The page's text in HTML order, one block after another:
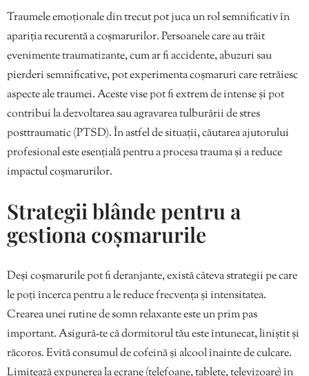
Traumele emoționale din trecut pot juca un rol semnificativ în
apariția recurentă a coșmarurilor. Persoanele care au trăit
evenimente traumatizante, cum ar fi accidente, abuzuri sau
pierderi semnificative, pot experimenta coșmaruri care retrăiesc
aspecte ale traumei. Aceste vise pot fi extrem de intense și pot
contribui la dezvoltarea sau agravarea tulburării de stres
posttraumatic (PTSD). În astfel de situații, căutarea ajutorului
profesional este esențială pentru a procesa trauma și a reduce
impactul coșmarurilor.
Strategii blânde pentru a
gestiona coșmarurile
Deși coșmarurile pot fi deranjante, există câteva strategii pe care
le poți încerca pentru a le reduce frecvența și intensitatea.
Crearea unei rutine de somn relaxante este un prim pas
important. Asigură-te că dormitorul tău este întunecat, liniștit și
răcoros. Evită consumul de cofeină și alcool înainte de culcare.